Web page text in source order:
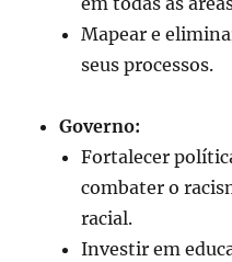
Mapear e
seus processos.
Governo:
Fortalecer
combater o
racial.
Investir em